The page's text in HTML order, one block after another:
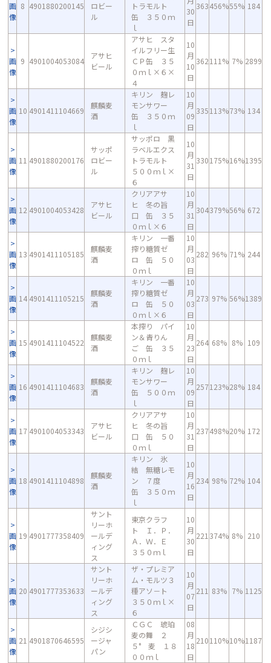
画
像
8 4901880200145
ロビー
ル
トラモルト
缶 ３５０ｍ
ｌ
30
日
363456%55% 184
画
像
9 4901004053084
アサヒ
ビール
アサヒ スタ
イルフリー生
ＣＰ缶 ３５
０ｍｌ×６×
４
10
月
10
日
362111% 7% 2899
画
像
10 4901411104669
麒麟麦
酒
キリン 麹レ
モンサワー
缶 ３５０ｍ
ｌ
10
月
09
日
335113%73% 134
画
像
11 4901880200176
サッポ
ロビー
ル
サッポロ 黒
ラベルエクス
トラモルト
５００ｍｌ×
６
10
月
31
日
330175%16%1395
画
像
12 4901004053428
アサヒ
ビール
クリアアサ
ヒ 冬の旨
口 缶 ３５
０ｍｌ×６
10
月
31
日
304379%56% 672
画
像
13 4901411105185
麒麟麦
酒
キリン 一番
搾り糖質ゼ
ロ 缶 ５０
０ｍｌ
10
月
03
日
282 96% 71% 244
画
像
14 4901411105215
麒麟麦
酒
キリン 一番
搾り糖質ゼ
ロ 缶 ５０
０ｍｌ×６
10
月
03
日
273 97% 56%1389
画
像
15 4901411104522
麒麟麦
酒
本搾り パイ
ン＆青りん
ご 缶 ３５
０ｍｌ
10
月
23
日
264 68% 8% 109
画
像
16 4901411104683
麒麟麦
酒
キリン 麹レ
モンサワー
缶 ５００ｍ
ｌ
10
月
09
日
257123%28% 184
画
像
17 4901004053343
アサヒ
ビール
クリアアサ
ヒ 冬の旨
口 缶 ５０
０ｍｌ
10
月
31
日
237498%20% 172
画
像
18 4901411104898
麒麟麦
酒
キリン 氷
結 無糖レモ
ン ７度
缶 ３５０ｍ
ｌ
10
月
16
日
234 98% 72% 104
画
像
19 4901777358409
サント
リーホ
ールデ
ィング
ス
東京クラフ
ト Ｉ．Ｐ．
Ａ．Ｗ．Ｅ
３５０ｍｌ
10
月
30
日
221 374% 8% 210
画
像
20 4901777353633
サント
リーホ
ールデ
ィング
ス
ザ・プレミア
ム・モルツ３
種アソ－ト
３５０ｍｌ×
６
10
月
07
日
211 83% 7% 1125
画
像
21 4901870646595
シジシ
ージャ
パン
ＣＧＣ 琥珀
麦の舞 ２
５° 麦 １８
００ｍｌ
08
月
18
日
210110%10%1187